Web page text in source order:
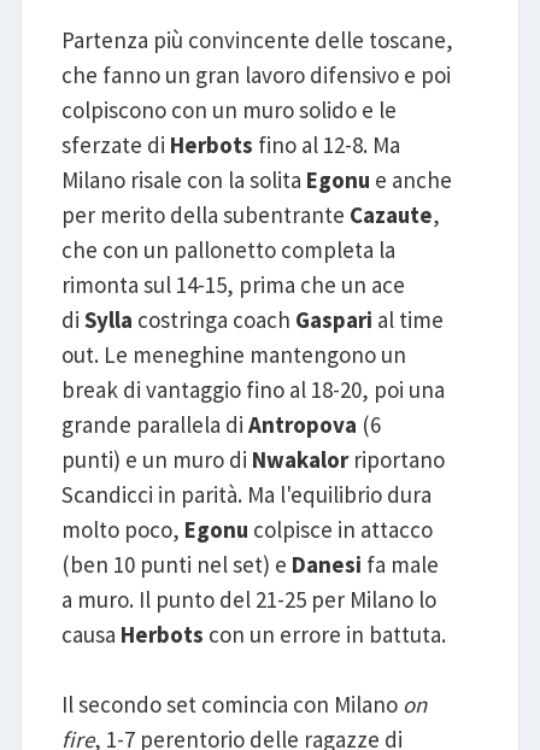
Partenza più convincente delle toscane,
che fanno un gran lavoro difensivo e poi
colpiscono con un muro solido e le
sferzate di Herbots fino al 12-8. Ma
Milano risale con la solita Egonu e anche
per merito della subentrante Cazaute,
che con un pallonetto completa la
rimonta sul 14-15, prima che un ace
di Sylla costringa coach Gaspari al time
out. Le meneghine mantengono un
break di vantaggio fino al 18-20, poi una
grande parallela di Antropova (6
punti) e un muro di Nwakalor riportano
Scandicci in parità. Ma l'equilibrio dura
molto poco, Egonu colpisce in attacco
(ben 10 punti nel set) e Danesi fa male
a muro. Il punto del 21-25 per Milano lo
causa Herbots con un errore in battuta.
Il secondo set comincia con Milano on
fire, 1-7 perentorio delle ragazze di